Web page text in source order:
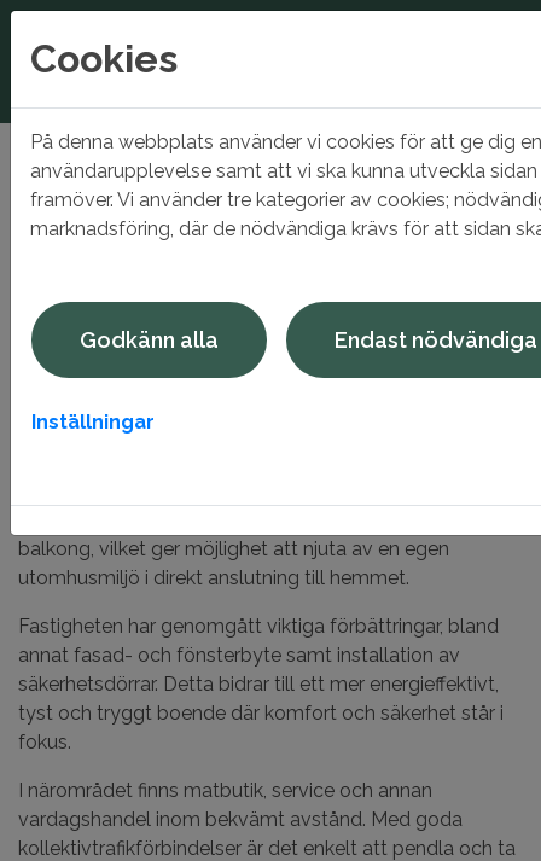
Hem Områden Stjärnhov Strandvägen 3
Strandvägen 3
Strandvägen är ett lugnt och naturnära område där du
bor med närhet till både grönska och vardagens
bekvämligheter. Här finns fina promenadstråk och
lekplatser som skapar en rofylld och trivsam
boendemiljö för såväl familjer som vuxna.
balkong, vilket ger möjlighet att njuta av en egen
utomhusmiljö i direkt anslutning till hemmet.
Fastigheten har genomgått viktiga förbättringar, bland
annat fasad- och fönsterbyte samt installation av
säkerhetsdörrar. Detta bidrar till ett mer energieffektivt,
tyst och tryggt boende där komfort och säkerhet står i
fokus.
I närområdet finns matbutik, service och annan
vardagshandel inom bekvämt avstånd. Med goda
kollektivtrafikförbindelser är det enkelt att pendla och ta
Cookies
På denna webbplats använder vi cookies för att ge dig
användarupplevelse samt att vi ska kunna utveckla
framöver. Vi använder tre kategorier av cookies;
marknadsföring, där de nödvändiga krävs för att sidan
Godkänn alla Endast nödvändiga
Inställningar